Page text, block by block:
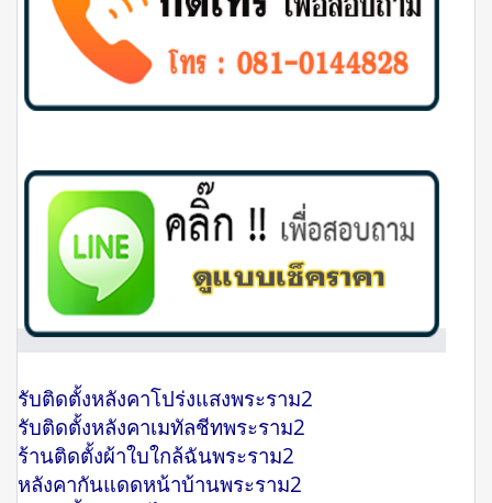
รับติดตั้งหลังคาโปร่งแสงพระราม2
รับติดตั้งหลังคาเมทัลชีทพระราม2
ร้านติดตั้งผ้าใบใกล้ฉันพระราม2
หลังคากันแดดหน้าบ้านพระราม2